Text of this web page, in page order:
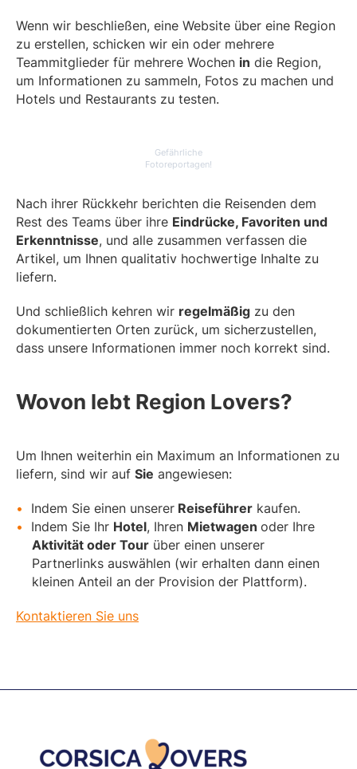
Wenn wir beschließen, eine Website über eine Region
zu erstellen, schicken wir ein oder mehrere
Teammitglieder für mehrere Wochen in die Region,
um Informationen zu sammeln, Fotos zu machen und
Hotels und Restaurants zu testen.
Gefährliche
Fotoreportagen!
Nach ihrer Rückkehr berichten die Reisenden dem
Rest des Teams über ihre Eindrücke, Favoriten und
Erkenntnisse, und alle zusammen verfassen die
Artikel, um Ihnen qualitativ hochwertige Inhalte zu
liefern.
Und schließlich kehren wir regelmäßig zu den
dokumentierten Orten zurück, um sicherzustellen,
dass unsere Informationen immer noch korrekt sind.
Wovon lebt Region Lovers?
Um Ihnen weiterhin ein Maximum an Informationen zu
liefern, sind wir auf Sie angewiesen:
Indem Sie einen unserer Reiseführer kaufen.
Indem Sie Ihr Hotel, Ihren Mietwagen oder Ihre
Aktivität oder Tour über einen unserer
Partnerlinks auswählen (wir erhalten dann einen
kleinen Anteil an der Provision der Plattform).
Kontaktieren Sie uns
Footer